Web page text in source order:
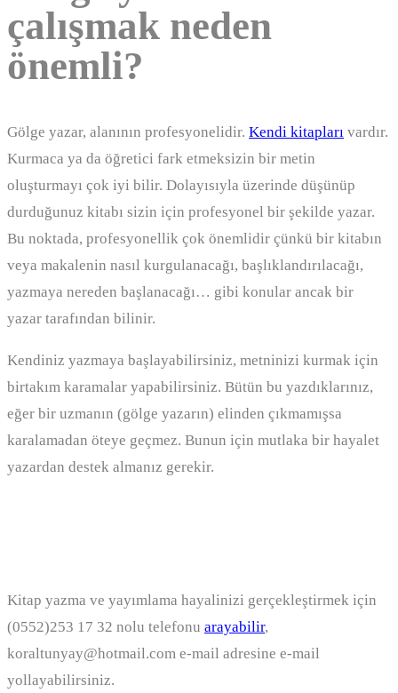
çalışmak neden
önemli?
Gölge yazar, alanının profesyonelidir. Kendi kitapları vardır.
Kurmaca ya da öğretici fark etmeksizin bir metin
oluşturmayı çok iyi bilir. Dolayısıyla üzerinde düşünüp
durduğunuz kitabı sizin için profesyonel bir şekilde yazar.
Bu noktada, profesyonellik çok önemlidir çünkü bir kitabın
veya makalenin nasıl kurgulanacağı, başlıklandırılacağı,
yazmaya nereden başlanacağı… gibi konular ancak bir
yazar tarafından bilinir.
Kendiniz yazmaya başlayabilirsiniz, metninizi kurmak için
birtakım karamalar yapabilirsiniz. Bütün bu yazdıklarınız,
eğer bir uzmanın (gölge yazarın) elinden çıkmamışsa
karalamadan öteye geçmez. Bunun için mutlaka bir hayalet
yazardan destek almanız gerekir.
Kitap yazma ve yayımlama hayalinizi gerçekleştirmek için
(0552)253 17 32 nolu telefonu arayabilir,
koraltunyay@hotmail.com e-mail adresine e-mail
yollayabilirsiniz.